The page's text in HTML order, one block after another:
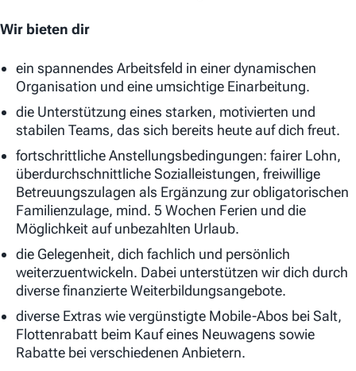
Wir bieten dir
ein spannendes Arbeitsfeld in einer dynamischen
Organisation und eine umsichtige Einarbeitung.
die Unterstützung eines starken, motivierten und
stabilen Teams, das sich bereits heute auf dich freut.
fortschrittliche Anstellungsbedingungen: fairer Lohn,
überdurchschnittliche Sozialleistungen, freiwillige
Betreuungszulagen als Ergänzung zur obligatorischen
Familienzulage, mind. 5 Wochen Ferien und die
Möglichkeit auf unbezahlten Urlaub.
die Gelegenheit, dich fachlich und persönlich
weiterzuentwickeln. Dabei unterstützen wir dich durch
diverse finanzierte Weiterbildungsangebote.
diverse Extras wie vergünstigte Mobile-Abos bei Salt,
Flottenrabatt beim Kauf eines Neuwagens sowie
Rabatte bei verschiedenen Anbietern.